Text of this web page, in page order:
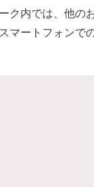
ク内では、他の
マートフォンで